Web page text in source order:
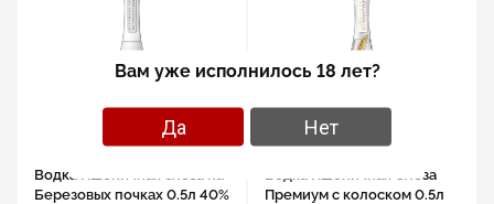
Водка Пшеничная слеза на
Березовых почках 0.5л 40%
Водка Пшеничная Слеза
Премиум с колоском 0.5л
Вам уже исполнилось 18 лет?
Да Нет